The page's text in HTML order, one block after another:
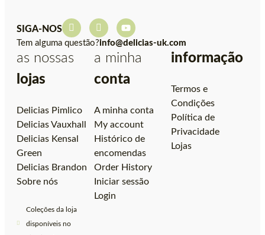
SIGA-NOS
Tem alguma questão?info@delicias-uk.com
as nossas
lojas
Delicias Pimlico
Delicias Vauxhall
Delicias Kensal
Green
Delicias Brandon
Sobre nós
Coleções da loja
disponíveis no
a minha
conta
A minha conta
My account
Histórico de
encomendas
Order History
Iniciar sessão
Login
informação
Termos e
Condições
Política de
Privacidade
Lojas